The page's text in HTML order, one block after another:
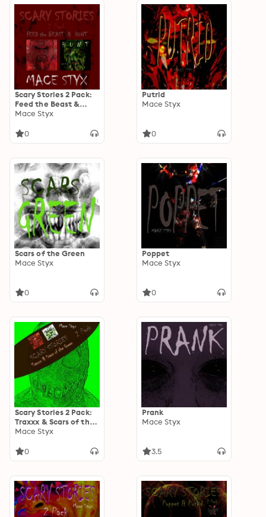
Scary Stories 2 Pack:
Feed the Beast &
Hunt
Mace Styx
0
Putrid
Mace Styx
0
Scars of the Green
Mace Styx
0
Poppet
Mace Styx
0
Scary Stories 2 Pack:
Traxxx & Scars of the
Green
Mace Styx
0
Prank
Mace Styx
3.5